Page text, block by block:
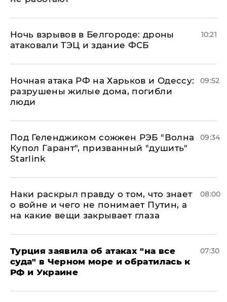
​Ночь взрывов в Белгороде: дроны
атаковали ТЭЦ и здание ФСБ
10:21
​Ночная атака РФ на Харьков и Одессу:
разрушены жилые дома, погибли
люди
09:52
Под Геленджиком сожжен РЭБ "Волна
Купол Гарант", призванный "душить"
Starlink
09:34
Наки раскрыл правду о том, что знает
о войне и чего не понимает Путин, а
на какие вещи закрывает глаза
08:00
Турция заявила об атаках "на все
суда" в Черном море и обратилась к
РФ и Украине
07:30